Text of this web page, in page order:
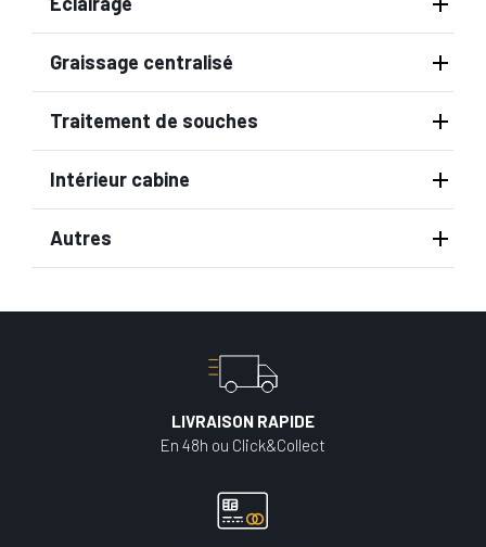
Graissage centralisé
Traitement de souches
Intérieur cabine
Autres
LIVRAISON RAPIDE
En 48h ou Click&Collect